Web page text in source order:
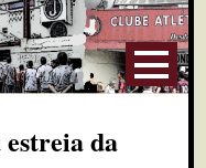
estreia da